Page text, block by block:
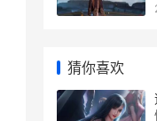
猜你喜欢